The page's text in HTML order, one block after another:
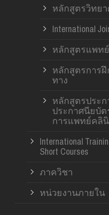
หลักสูตรวิทย
International
หลักสูตรแพท
หลักสูตรการ
ทาง
หลักสูตรประ
ประกาศนียบั
การแพทย์คลิ
International
Short Courses
ภาควิชา
หน่วยงานภายใน